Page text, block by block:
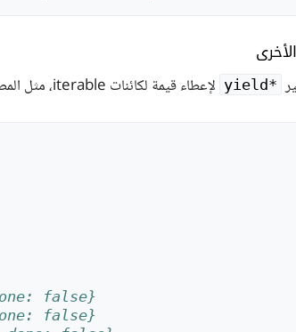
yield*‎ لإعطاء قيمة لكائنات iterable، مثل المصفوفات والسلاسل النصية وكائن
false}
false}